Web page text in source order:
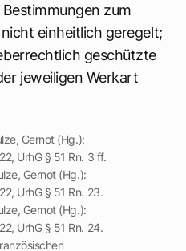
zum
einheitlich geregelt;
geschützte
jeweiligen Werkart
Gernot (Hg.):
UrhG § 51 Rn. 3 ff.
Gernot (Hg.):
UrhG § 51 Rn. 23.
Gernot (Hg.):
UrhG § 51 Rn. 24.